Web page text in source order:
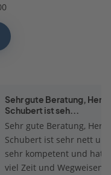
Sehr gute Beratung, Herr
Schubert ist seh...
Sehr gute Beratung, Herr
Schubert ist sehr nett und
sehr kompetent und hat
viel Zeit und Wegweisend